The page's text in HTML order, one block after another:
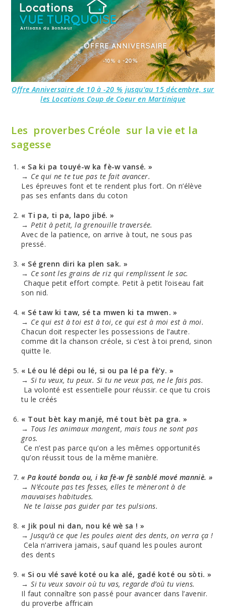
Offre Anniversaire de 10 à -20 % jusqu’au 15 décembre, sur
les Locations Coup de Coeur en Martinique
Les proverbes Créole sur la vie et la
sagesse
« Sa ki pa touyé-w ka fè-w vansé. »
→ Ce qui ne te tue pas te fait avancer.
Les épreuves font et te rendent plus fort. On n’élève
pas ses enfants dans du coton
« Ti pa, ti pa, lapo jibé. »
→Petit à petit, la grenouille traversée.
Avec de la patience, on arrive à tout, ne sous pas
pressé.
« Sé grenn diri ka plen sak. »
→ Ce sont les grains de riz qui remplissent le sac.
Chaque petit effort compte. Petit à petit l’oiseau fait
son nid.
« Sé taw ki taw, sé ta mwen ki ta mwen. »
→ Ce qui est à toi est à toi, ce qui est à moi est à moi.
Chacun doit respecter les possessions de l’autre.
comme dit la chanson créole, si c’est à toi prend, sinon
quitte le.
« Lé ou lé dépi ou lé, si ou pa lé pa fè’y. »
→Si tu veux, tu peux. Si tu ne veux pas, ne le fais pas.
La volonté est essentielle pour réussir. ce que tu crois
tu le créés
« Tout bèt kay manjé, mé tout bèt pa gra. »
→ Tous les animaux mangent, mais tous ne sont pas
gros.
Ce n’est pas parce qu’on a les mêmes opportunités
qu’on réussit tous de la même manière.
« Pa kouté bonda ou, i ka fè-w fè sanblé mové manniè. »
→ N’écoute pas tes fesses, elles te mèneront à de
mauvaises habitudes.
Ne te laisse pas guider par tes pulsions.
« Jik poul ni dan, nou ké wè sa ! »
→Jusqu’à ce que les poules aient des dents, on verra ça !
Cela n’arrivera jamais, sauf quand les poules auront
des dents
« Si ou vlé savé koté ou ka alé, gadé koté ou sòti. »
→Si tu veux savoir où tu vas, regarde d’où tu viens.
Il faut connaître son passé pour avancer dans l’avenir.
du proverbe affricain